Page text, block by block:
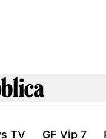
TV GF Vip 7